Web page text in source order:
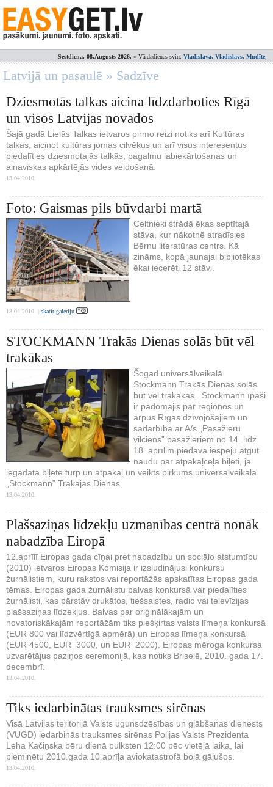
Sestdiena, 08.Augusts 2026. » Vārdadienas svin: Vladislava, Vladislavs, Mudīte;
Latvijā un pasaulē » Sadzīve
Dziesmotās talkas aicina līdzdarboties Rīgā
un visos Latvijas novados
Šajā gadā Lielās Talkas ietvaros pirmo reizi notiks arī Kultūras
talkas, aicinot kultūras jomas cilvēkus un arī visus interesentus
piedalīties dziesmotajās talkās, pagalmu labiekārtošanas un
ainaviskas apkārtējās vides veidošanā.
13.04.2010.
Foto: Gaismas pils būvdarbi martā
Celtnieki strādā ēkas septītajā
stāva, kur nākotnē atradīsies
Bērnu literatūras centrs. Kā
zināms, kopā jaunajai bibliotēkas
ēkai iecerēti 12 stāvi.
13.04.2010. | skatīt galeriju
STOCKMANN Trakās Dienas solās būt vēl
trakākas
Šogad universālveikalā
Stockmann Trakās Dienas solās
būt vēl trakākas. Stockmann īpaši
ir padomājis par reģionos un
ārpus Rīgas dzīvojošajiem un
sadarbībā ar A/s „Pasažieru
vilciens” pasažieriem no 14. līdz
18. aprīlim piedāvā iespēju atgūt
naudu par atpakaļceļa biļeti, ja
iegādāta biļete turp un atpakaļ un veikts pirkums universālveikalā
„Stockmann” Trakajās Dienās.
13.04.2010.
Plašsaziņas līdzekļu uzmanības centrā nonāk
nabadzība Eiropā
12.aprīlī Eiropas gada cīņai pret nabadzību un sociālo atstumtību
(2010) ietvaros Eiropas Komisija ir izsludinājusi konkursu
žurnālistiem, kuru rakstos vai reportāžās apskatītas Eiropas gada
tēmas. Eiropas gada žurnālistu balvas konkursā var piedalīties
žurnālisti, kas pārstāv drukātos, tiešsaistes, radio vai televīzijas
plašsaziņas līdzekļus. Balvas par oriģinālākajām un
novatoriskākajām reportāžām tiks piešķirtas valsts līmeņa konkursā
(EUR 800 vai līdzvērtīgā apmērā) un Eiropas līmeņa konkursā
(EUR 4500, EUR 3000, un EUR 2000). Eiropas mēroga konkursa
uzvarētājus paziņos ceremonijā, kas notiks Briselē, 2010. gada 17.
decembrī.
13.04.2010.
Tiks iedarbinātas trauksmes sirēnas
Visā Latvijas teritorijā Valsts ugunsdzēsības un glābšanas dienests
(VUGD) iedarbinās trauksmes sirēnas Polijas Valsts Prezidenta
Leha Kačiņska bēru dienā pulksten 12:00 pēc vietējā laika, lai
pieminētu 2010.gada 10.aprīļa aviokatastrofā bojā gājušos.
13.04.2010.